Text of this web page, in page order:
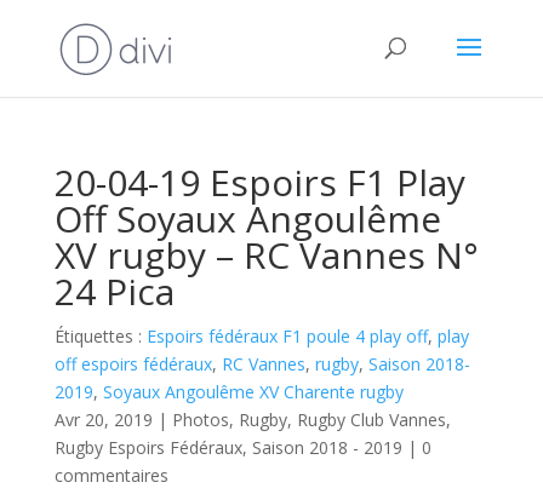
20-04-19 Espoirs F1 Play
Off Soyaux Angoulême
XV rugby – RC Vannes N°
24 Pica
Étiquettes : Espoirs fédéraux F1 poule 4 play off, play
off espoirs fédéraux, RC Vannes, rugby, Saison 2018-
2019, Soyaux Angoulême XV Charente rugby
Avr 20, 2019 | Photos, Rugby, Rugby Club Vannes,
Rugby Espoirs Fédéraux, Saison 2018 - 2019 | 0
commentaires